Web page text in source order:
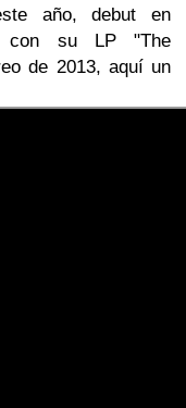
año, debut en
con su LP "The
de 2013, aquí un